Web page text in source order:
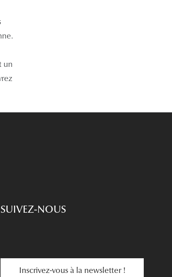
un
SUIVEZ-NOUS
Inscrivez-vous à la newsletter !